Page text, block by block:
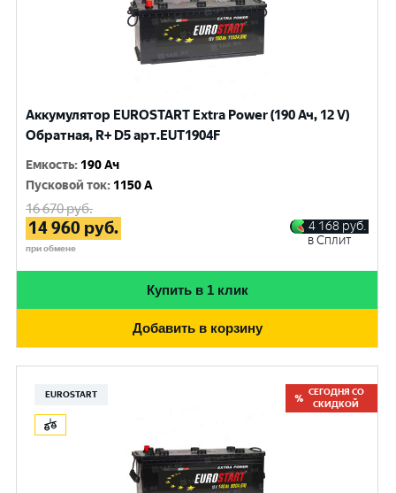
Аккумулятор EUROSTART Extra Power (190 Ач, 12 V)
Обратная, R+ D5 арт.EUT1904F
Емкость: 190 Ач
Пусковой ток: 1150 A
16 670руб.
14 960 руб.
при обмене
4 168 руб.
в Сплит
Купить в 1 клик
Добавить в корзину
EUROSTART
СЕГОДНЯ СО
СКИДКОЙ